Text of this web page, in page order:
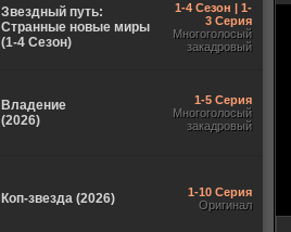
Звездный путь:
Странные новые миры
(1-4 Сезон)
1-4 Сезон | 1-
3 Серия
Многоголосый
закадровый
Владение
(2026)
1-5 Серия
Многоголосый
закадровый
Коп-звезда (2026)
1-10 Серия
Оригинал